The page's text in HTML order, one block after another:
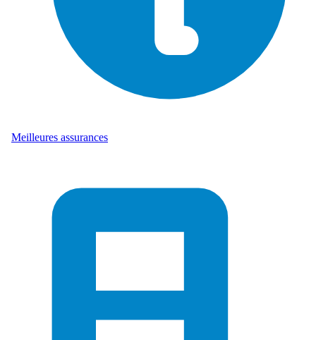
Meilleures assurances